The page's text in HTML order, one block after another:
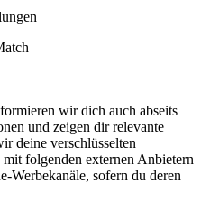
wir dich auch abseits
und zeigen dir relevante
deine verschlüsselten
folgenden externen Anbietern
Werbekanäle, sofern du deren